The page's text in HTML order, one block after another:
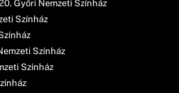
Győri Nemzeti Színház
Színház
Színház
Színház